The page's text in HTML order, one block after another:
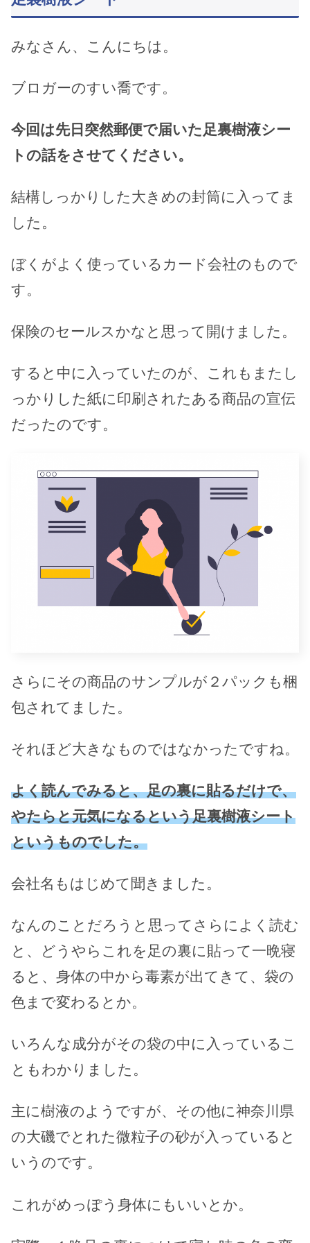
みなさん、こんにちは。
ブロガーのすい喬です。
今回は先日突然郵便で届いた足裏樹液シー
トの話をさせてください。
結構しっかりした大きめの封筒に入ってま
した。
ぼくがよく使っているカード会社のもので
す。
保険のセールスかなと思って開けました。
すると中に入っていたのが、これもまたし
っかりした紙に印刷されたある商品の宣伝
だったのです。
さらにその商品のサンプルが２パックも梱
包されてました。
それほど大きなものではなかったですね。
よく読んでみると、足の裏に貼るだけで、
やたらと元気になるという足裏樹液シート
というものでした。
会社名もはじめて聞きました。
なんのことだろうと思ってさらによく読む
と、どうやらこれを足の裏に貼って一晩寝
ると、身体の中から毒素が出てきて、袋の
色まで変わるとか。
いろんな成分がその袋の中に入っているこ
ともわかりました。
主に樹液のようですが、その他に神奈川県
の大磯でとれた微粒子の砂が入っていると
いうのです。
これがめっぽう身体にもいいとか。